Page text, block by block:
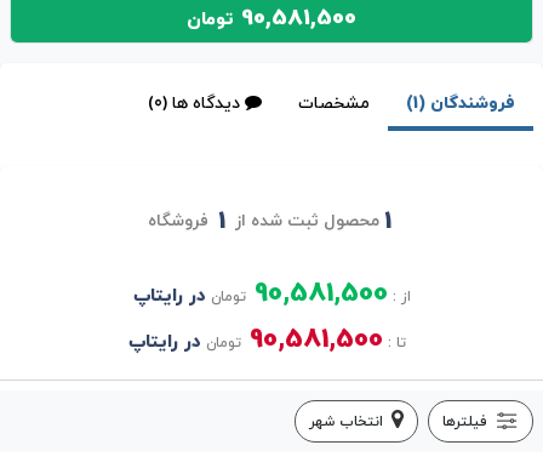
90,581,500 تومان
فروشندگان (1) مشخصات دیدگاه ها (0)
1 محصول ثبت شده از 1 فروشگاه
از : 90,581,500 تومان در رایتاپ
تا : 90,581,500 تومان در رایتاپ
فیلترها انتخاب شهر